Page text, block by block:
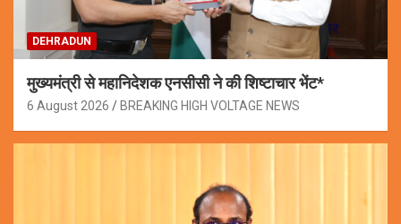
DEHRADUN
मुख्यमंत्री से महानिदेशक एनसीसी ने की शिष्टाचार भेंट*
6 August 2026 BREAKING HIGH VOLTAGE NEWS